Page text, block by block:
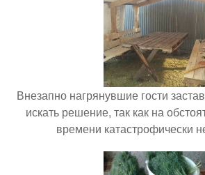
Внезапно нагрянувшие гости
искать решение, так как на
времени катастрофически